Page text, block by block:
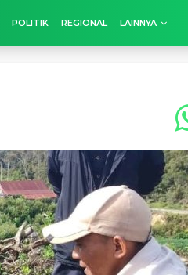
POLITIK REGIONAL LAINNYA